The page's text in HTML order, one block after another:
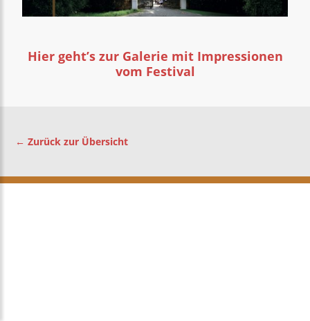
Hier geht’s zur Galerie mit Impressionen
vom Festival
← Zurück zur Übersicht